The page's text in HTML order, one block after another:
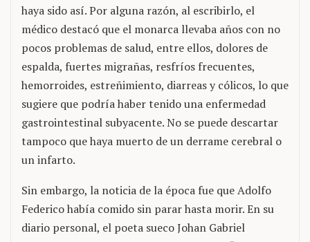
haya sido así. Por alguna razón, al escribirlo, el
médico destacó que el monarca llevaba años con no
pocos problemas de salud, entre ellos, dolores de
espalda, fuertes migrañas, resfríos frecuentes,
hemorroides, estreñimiento, diarreas y cólicos, lo que
sugiere que podría haber tenido una enfermedad
gastrointestinal subyacente. No se puede descartar
tampoco que haya muerto de un derrame cerebral o
un infarto.
Sin embargo, la noticia de la época fue que Adolfo
Federico había comido sin parar hasta morir. En su
diario personal, el poeta sueco Johan Gabriel